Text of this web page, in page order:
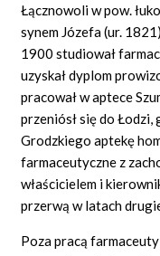
GRAF
DYSKUSJA
Mapa
Łącznowoli w pow.
synem Józefa (ur.
1900 studiował
uzyskał dyplom
pracował w aptece
przeniósł się do Łodzi,
Grodzkiego aptekę
farmaceutyczne z
właścicielem i
przerwą w latach
Poza pracą farmaceuty